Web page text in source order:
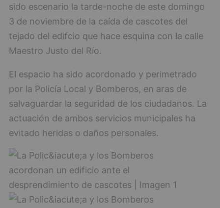
sido escenario la tarde-noche de este domingo
3 de noviembre de la caída de cascotes del
tejado del edifcio que hace esquina con la calle
Maestro Justo del Río.
El espacio ha sido acordonado y perimetrado
por la Policía Local y Bomberos, en aras de
salvaguardar la seguridad de los ciudadanos. La
actuación de ambos servicios municipales ha
evitado heridas o daños personales.